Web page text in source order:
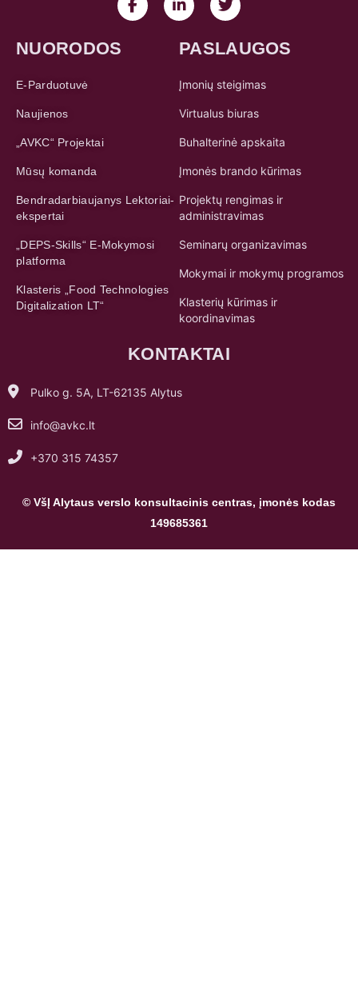
NUORODOS
E-Parduotuvė
Naujienos
„AVKC“ Projektai
Mūsų komanda
Bendradarbiaujanys Lektoriai-
ekspertai
„DEPS-Skills“ E-Mokymosi
platforma
Klasteris „Food Technologies
Digitalization LT“
PASLAUGOS
Įmonių steigimas
Virtualus biuras
Buhalterinė apskaita
Įmonės brando kūrimas
Projektų rengimas ir
administravimas
Seminarų organizavimas
Mokymai ir mokymų programos
Klasterių kūrimas ir
koordinavimas
KONTAKTAI
Pulko g. 5A, LT-62135 Alytus
info@avkc.lt
+370 315 74357
© VšĮ Alytaus verslo konsultacinis centras, įmonės kodas
149685361